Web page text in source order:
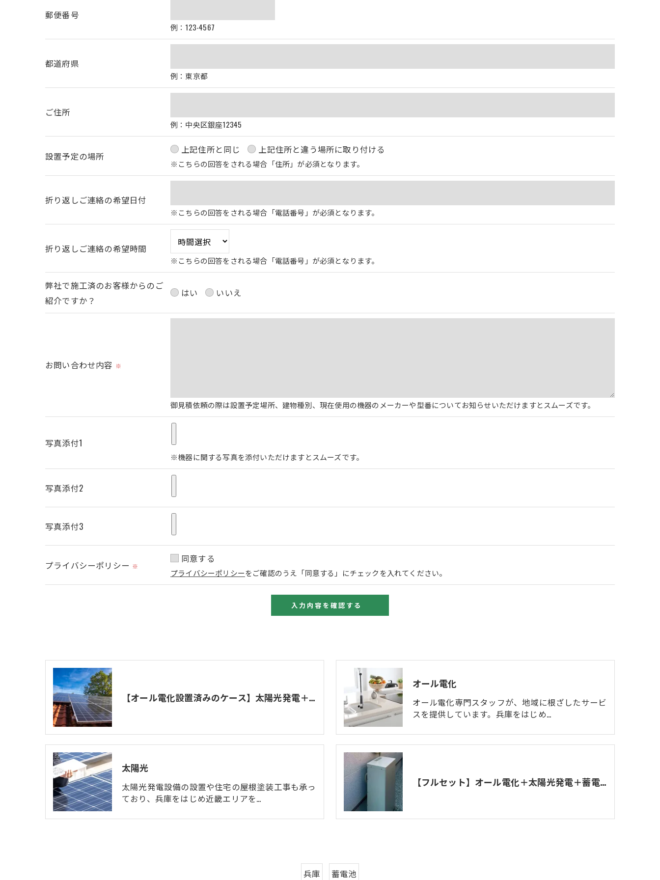
郵便番号
例：123-4567
都道府県
例：東京都
ご住所
例：中央区銀座12345
設置予定の場所
上記住所と同じ 上記住所と違う場所に取り付ける
※こちらの回答をされる場合「住所」が必須となります。
折り返しご連絡の希望日付
※こちらの回答をされる場合「電話番号」が必須となります。
折り返しご連絡の希望時間
※こちらの回答をされる場合「電話番号」が必須となります。
弊社で施工済のお客様からのご
紹介ですか？
はい いいえ
お問い合わせ内容 ※
御見積依頼の際は設置予定場所、建物種別、現在使用の機器のメーカーや型番についてお知らせいただけますとスムーズです。
写真添付1
※機器に関する写真を添付いただけますとスムーズです。
写真添付2
写真添付3
プライバシーポリシー ※
同意する
プライバシーポリシーをご確認のうえ「同意する」にチェックを入れてください。
【オール電化設置済みのケース】太陽光発電＋蓄電池
オール電化
オール電化専門スタッフが、地域に根ざしたサービ
スを提供しています。兵庫をはじめ…
太陽光
太陽光発電設備の設置や住宅の屋根塗装工事も承っ
ており、兵庫をはじめ近畿エリアを…
【フルセット】オール電化＋太陽光発電＋蓄電池
兵庫 蓄電池